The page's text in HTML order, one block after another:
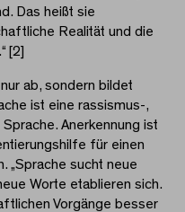
Das heißt sie
Realität und die
[2]
ab, sondern bildet
ist eine rassismus-,
Anerkennung ist
für einen
„Sprache sucht neue
Worte etablieren sich.
Vorgänge besser